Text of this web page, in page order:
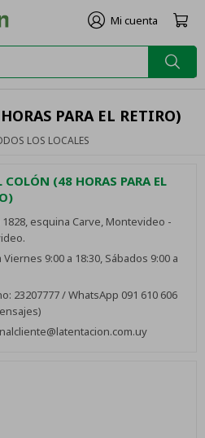
PARA EL RETIRO)
LOS LOCALES
COLÓN (48 HORAS PARA EL
esquina Carve, Montevideo -
Viernes 9:00 a 18:30, Sábados 9:00 a
23207777 / WhatsApp 091 610 606